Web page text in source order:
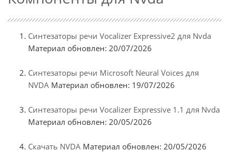
Синтезаторы речи Vocalizer Expressive2 для Nvda
Материал обновлен: 20/07/2026
Синтезаторы речи Microsoft Neural Voices для
NVDA Материал обновлен: 19/07/2026
Синтезаторы речи Vocalizer Expressive 1.1 для Nvda
Материал обновлен: 20/05/2026
Скачать NVDA Материал обновлен: 20/05/2026